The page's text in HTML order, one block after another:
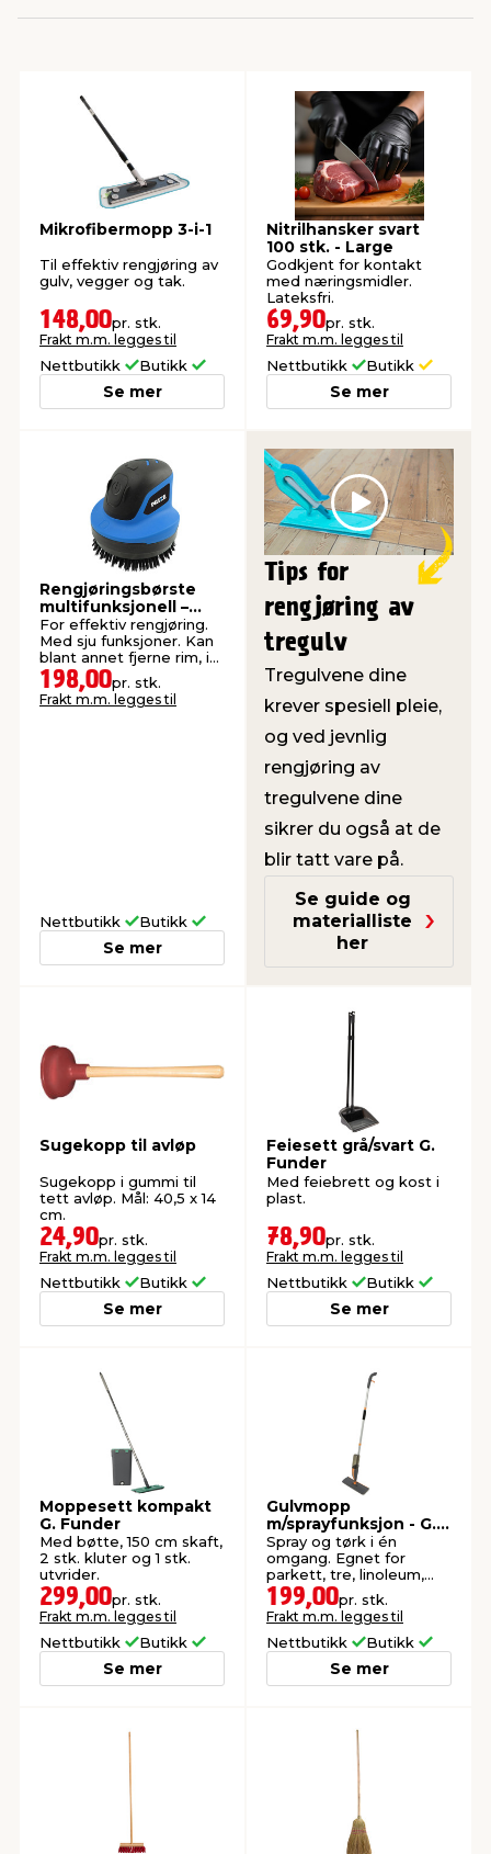
& ugress
& stativer
og sylting
data & TV
Mikrofibermopp 3-i-1
Til effektiv rengjøring av
gulv, vegger og tak.
148,00pr. stk.
Frakt m.m. legges til
Nettbutikk Butikk
Se mer
Nitrilhansker svart
100 stk. - Large
Godkjent for kontakt
med næringsmidler.
Lateksfri.
69,90pr. stk.
Frakt m.m. legges til
Nettbutikk Butikk
Se mer
Rengjøringsbørste
multifunksjonell –
PRIZE®
For effektiv rengjøring.
Med sju funksjoner. Kan
blant annet fjerne rim, is
og dugg fra bilvinduer.
198,00pr. stk.
Frakt m.m. legges til
Nettbutikk Butikk
Se mer
Play
Tips for
rengjøring av
tregulv
Tregulvene dine
krever spesiell pleie,
og ved jevnlig
rengjøring av
tregulvene dine
sikrer du også at de
blir tatt vare på.
Se guide og
materialliste
her
Sugekopp til avløp
Sugekopp i gummi til
tett avløp. Mål: 40,5 x 14
cm.
24,90pr. stk.
Frakt m.m. legges til
Nettbutikk Butikk
Se mer
Feiesett grå/svart G.
Funder
Med feiebrett og kost i
plast.
78,90pr. stk.
Frakt m.m. legges til
Nettbutikk Butikk
Se mer
Moppesett kompakt
G. Funder
Med bøtte, 150 cm skaft,
2 stk. kluter og 1 stk.
utvrider.
299,00pr. stk.
Frakt m.m. legges til
Nettbutikk Butikk
Se mer
Gulvmopp
m/sprayfunksjon - G.
Funder
Spray og tørk i én
omgang. Egnet for
parkett, tre, linoleum,
fliser og baderom.
199,00pr. stk.
Frakt m.m. legges til
Nettbutikk Butikk
Se mer